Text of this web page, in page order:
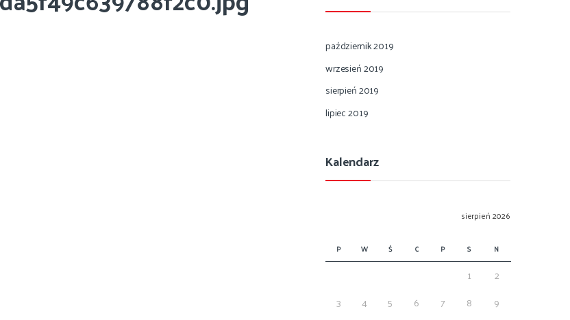
październik 2019
wrzesień 2019
sierpień 2019
lipiec 2019
Kalendarz
sierpień 2026
P W Ś C P S N
1
2
3
4 5 6 7 8
9